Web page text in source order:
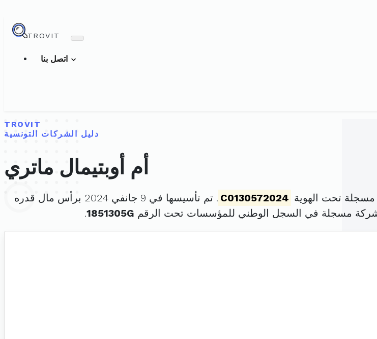
TROVIT
TROVIT
دليل الشركات التونسية
أم أوبتيمال ماتري
مسجلة تحت الهوية C0130572024 . تم تأسيسها في 9 جانفي 2024 برأس مال قدره
مسجلة في السجل الوطني للمؤسسات تحت الرقم 1851305G
.